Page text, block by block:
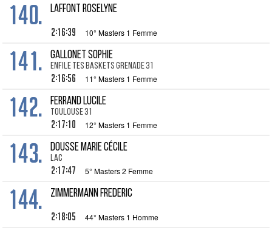
140. LAFFONT Roselyne
2:16:39 10° Masters 1 Femme
141. GALLONET Sophie
Enfile tes Baskets Grenade 31
2:16:56 11° Masters 1 Femme
142. FERRAND Lucile
Toulouse 31
2:17:10 12° Masters 1 Femme
143. DOUSSE Marie Cécile
LAC
2:17:47 5° Masters 2 Femme
144. ZIMMERMANN Frederic
2:18:05 44° Masters 1 Homme